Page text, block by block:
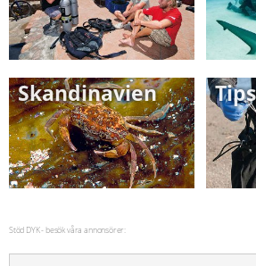
Skandinavien Tips
Stöd DYK - besök våra annonsörer: